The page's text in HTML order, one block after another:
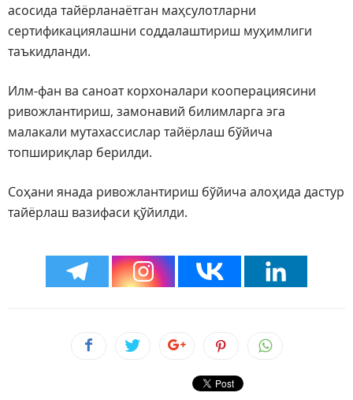
асосида тайёрланаётган маҳсулотларни
сертификациялашни соддалаштириш муҳимлиги
таъкидланди.
Илм-фан ва саноат корхоналари кооперациясини
ривожлантириш, замонавий билимларга эга
малакали мутахассислар тайёрлаш бўйича
топшириқлар берилди.
Соҳани янада ривожлантириш бўйича алоҳида дастур
тайёрлаш вазифаси қўйилди.